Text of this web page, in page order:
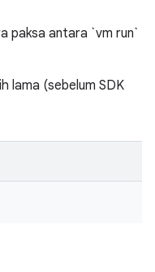
paksa antara `vm run`
lama (sebelum SDK